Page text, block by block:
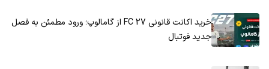
خرید اکانت قانونی FC 27 از گامالوپ؛ ورود مطمئن به فصل
جدید فوتبال